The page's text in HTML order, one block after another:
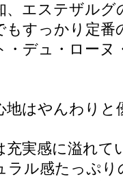
、エステザル
もすっかり定
・デュ・ローヌ
地はやんわりと
充実感に溢れて
ラル感たっぷり